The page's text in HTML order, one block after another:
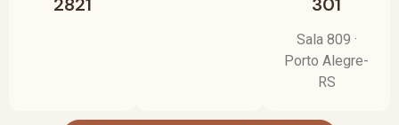
Sala 809 ·
Porto Alegre-
RS